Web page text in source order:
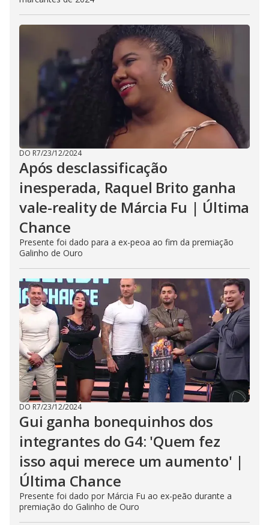
DO R7/23/12/2024
Após desclassificação
inesperada, Raquel Brito ganha
vale-reality de Márcia Fu | Última
Chance
Presente foi dado para a ex-peoa ao fim da premiação
Galinho de Ouro
DO R7/23/12/2024
Gui ganha bonequinhos dos
integrantes do G4: 'Quem fez
isso aqui merece um aumento' |
Última Chance
Presente foi dado por Márcia Fu ao ex-peão durante a
premiação do Galinho de Ouro